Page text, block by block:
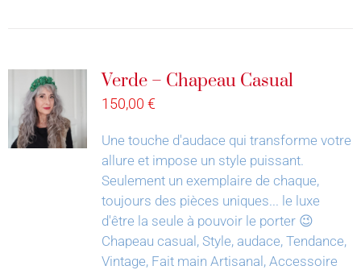
Verde – Chapeau Casual
150,00 €
Une touche d'audace qui transforme votre
allure et impose un style puissant.
Seulement un exemplaire de chaque,
toujours des pièces uniques... le luxe
d'être la seule à pouvoir le porter 😉
Chapeau casual, Style, audace, Tendance,
Vintage, Fait main Artisanal, Accessoire